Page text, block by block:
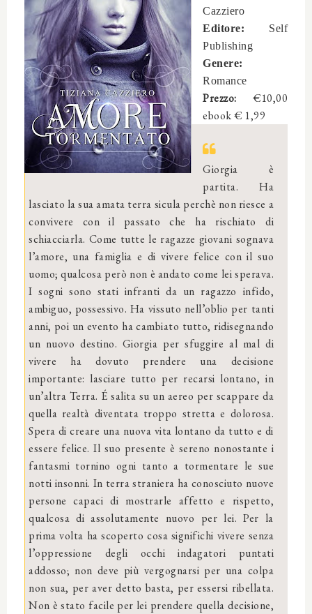
Cazziero
Editore: Self
Publishing
Genere:
Romance
Prezzo: €10,00
ebook € 1,99
Giorgia è
partita. Ha
lasciato la sua amata terra sicula perchè non riesce a
convivere con il passato che ha rischiato di
schiacciarla. Come tutte le ragazze giovani sognava
l’amore, una famiglia e di vivere felice con il suo
uomo; qualcosa però non è andato come lei sperava.
I sogni sono stati infranti da un ragazzo infido,
ambiguo, possessivo. Ha vissuto nell’oblio per tanti
anni, poi un evento ha cambiato tutto, ridisegnando
un nuovo destino. Giorgia per sfuggire al mal di
vivere ha dovuto prendere una decisione
importante: lasciare tutto per recarsi lontano, in
un’altra Terra. É salita su un aereo per scappare da
quella realtà diventata troppo stretta e dolorosa.
Spera di creare una nuova vita lontano da tutto e di
essere felice. Il suo presente è sereno nonostante i
fantasmi tornino ogni tanto a tormentare le sue
notti insonni. In terra straniera ha conosciuto nuove
persone capaci di mostrarle affetto e rispetto,
qualcosa di assolutamente nuovo per lei. Per la
prima volta ha scoperto cosa significhi vivere senza
l’oppressione degli occhi indagatori puntati
addosso; non deve più vergognarsi per una colpa
non sua, per aver detto basta, per essersi ribellata.
Non è stato facile per lei prendere quella decisione,